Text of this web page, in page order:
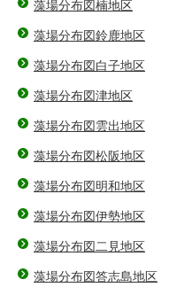
藻場分布図楠地区
藻場分布図鈴鹿地区
藻場分布図白子地区
藻場分布図津地区
藻場分布図雲出地区
藻場分布図松阪地区
藻場分布図明和地区
藻場分布図伊勢地区
藻場分布図二見地区
藻場分布図答志島地区